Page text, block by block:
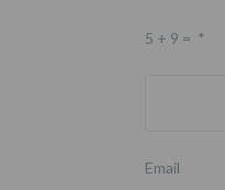
5 + 9 = *
Email